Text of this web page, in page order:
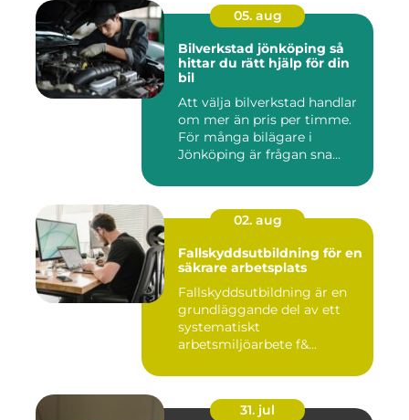
05. aug
Bilverkstad jönköping så
hittar du rätt hjälp för din
bil
Att välja bilverkstad handlar
om mer än pris per timme.
För många bilägare i
Jönköping är frågan sna...
02. aug
Fallskyddsutbildning för en
säkrare arbetsplats
Fallskyddsutbildning är en
grundläggande del av ett
systematiskt
arbetsmiljöarbete f&...
31. jul